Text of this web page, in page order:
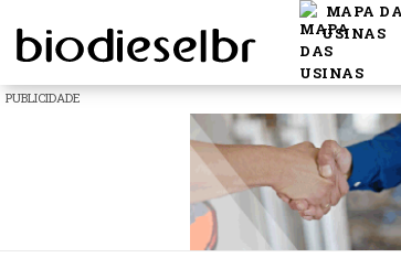
MAPA
USINAS
PUBLICIDADE